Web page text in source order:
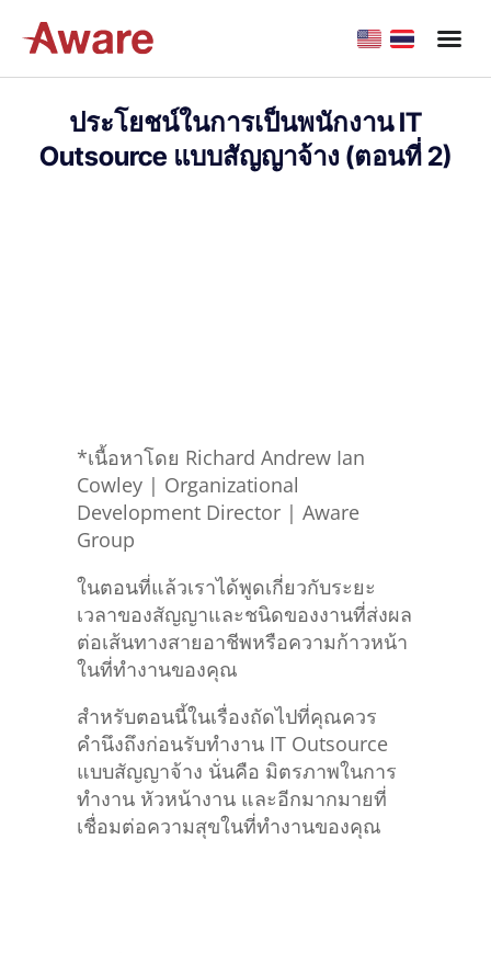
ประโยชน์ในการเป็นพนักงาน IT
Outsource แบบสัญญาจ้าง (ตอนที่ 2)
*เนื้อหาโดย Richard Andrew Ian
Cowley | Organizational
Development Director | Aware
Group
ในตอนที่แล้วเราได้พูดเกี่ยวกับระยะ
เวลาของสัญญาและชนิดของงานที่ส่งผล
ต่อเส้นทางสายอาชีพหรือความก้าวหน้า
ในที่ทำงานของคุณ
สำหรับตอนนี้ในเรื่องถัดไปที่คุณควร
คำนึงถึงก่อนรับทำงาน IT Outsource
แบบสัญญาจ้าง นั่นคือ มิตรภาพในการ
ทำงาน หัวหน้างาน และอีกมากมายที่
เชื่อมต่อความสุขในที่ทำงานของคุณ